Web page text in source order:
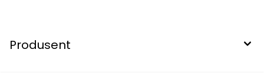
Produsent